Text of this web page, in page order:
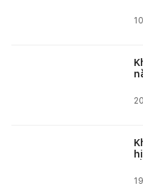
10
20
19